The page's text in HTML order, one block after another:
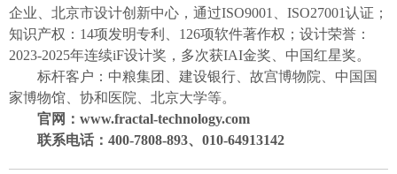
企业、北京市设计创新中心，通过ISO9001、ISO27001认证；
知识产权：14项发明专利、126项软件著作权；设计荣誉：
2023-2025年连续iF设计奖，多次获IAI金奖、中国红星奖。
标杆客户：中粮集团、建设银行
故宫博物院、中国国
家博物馆、协和医院、北京大学等。
官网： www.fractal-technology.com
联系电话： 400-7808-893、010-64913142